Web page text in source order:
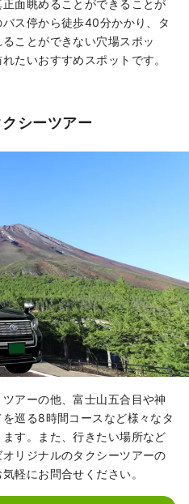
面眺めることができることが
ス停から徒歩40分かかり、タ
ことができない穴場スポッ
たいおすすめスポットです。
シーツアー
アーの他、富士山五合目や神
巡る8時間コースなど様々なタ
す。また、行きたい場所など
リジナルのタクシーツアーの
軽にお問合せください。